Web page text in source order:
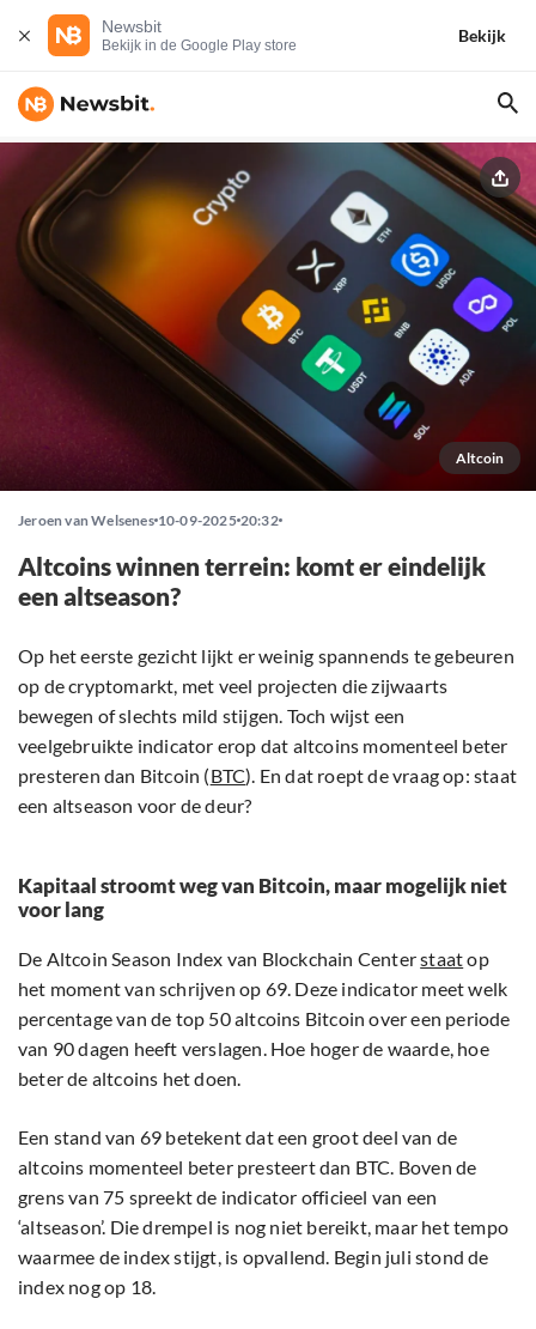
Newsbit
Bekijk in de Google Play store
Bekijk
Altcoin
Jeroen van Welsenes 10-09-2025 20:32
Altcoins winnen terrein: komt er eindelijk
een altseason?
Op het eerste gezicht lijkt er weinig spannends te gebeuren
op de cryptomarkt, met veel projecten die zijwaarts
bewegen of slechts mild stijgen. Toch wijst een
veelgebruikte indicator erop dat altcoins momenteel beter
presteren dan Bitcoin (BTC). En dat roept de vraag op: staat
een altseason voor de deur?
Kapitaal stroomt weg van Bitcoin, maar mogelijk niet
voor lang
De Altcoin Season Index van Blockchain Centerstaatop
het moment van schrijven op 69. Deze indicator meet welk
percentage van de top 50 altcoins Bitcoin over een periode
van 90 dagen heeft verslagen. Hoe hoger de waarde, hoe
beter de altcoins het doen.
Een stand van 69 betekent dat een groot deel van de
altcoins momenteel beter presteert dan BTC. Boven de
grens van 75 spreekt de indicator officieel van een
‘altseason’. Die drempel is nog niet bereikt, maar het tempo
waarmee de index stijgt, is opvallend. Begin juli stond de
index nog op 18.